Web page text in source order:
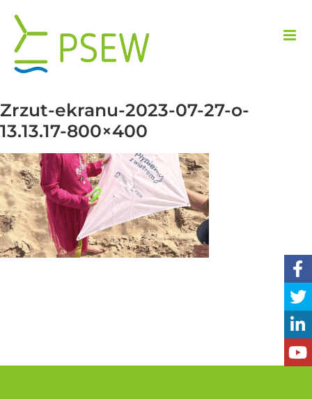
content
Zrzut-ekranu-2023-07-27-o-
13.13.17-800×400